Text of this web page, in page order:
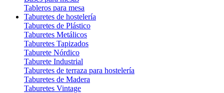
Tableros para mesa
Taburetes de hostelería
Taburetes de Plástico
Taburetes Metálicos
Taburetes Tapizados
Taburete Nórdico
Taburete Industrial
Taburetes de terraza para hostelería
Taburetes de Madera
Taburetes Vintage